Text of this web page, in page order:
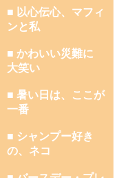
■ 以心伝心、マフィ
ンと私
■ かわいい災難に
大笑い
■ 暑い日は、ここが
一番
■ シャンプー好き
の、ネコ